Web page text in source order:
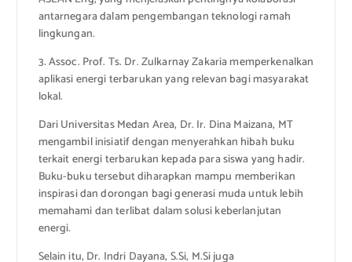
antarnegara dalam pengembangan teknologi ramah
lingkungan.
3. Assoc. Prof. Ts. Dr. Zulkarnay Zakaria memperkenalkan
aplikasi energi terbarukan yang relevan bagi masyarakat
lokal.
Dari Universitas Medan Area, Dr. Ir. Dina Maizana, MT
mengambil inisiatif dengan menyerahkan hibah buku
terkait energi terbarukan kepada para siswa yang hadir.
Buku-buku tersebut diharapkan mampu memberikan
inspirasi dan dorongan bagi generasi muda untuk lebih
memahami dan terlibat dalam solusi keberlanjutan
energi.
Selain itu, Dr. Indri Dayana, S.Si, M.Si juga